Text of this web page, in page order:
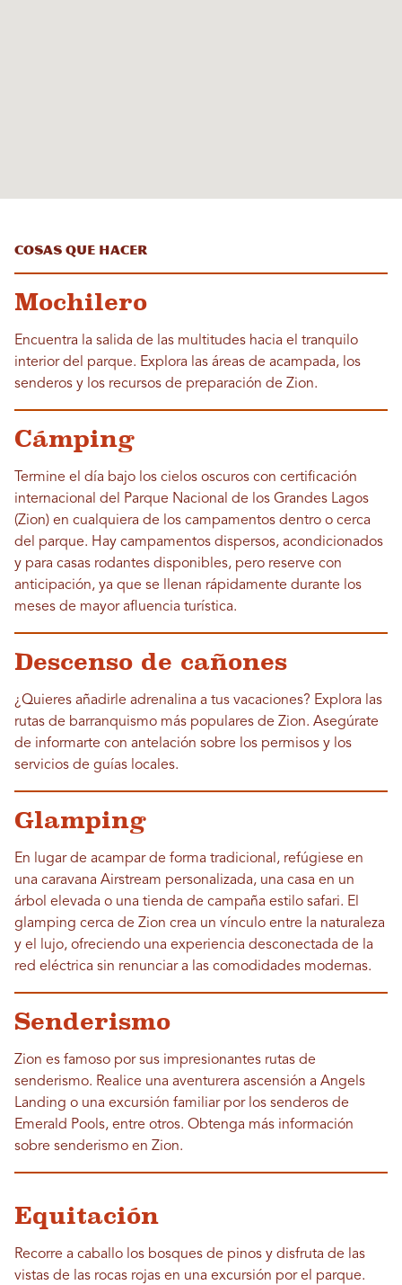
Cosas que hacer
Mochilero
Encuentra la salida de las multitudes hacia el tranquilo
interior del parque. Explora las áreas de acampada, los
senderos y los recursos de preparación de Zion.
Cámping
Termine el día bajo los cielos oscuros con certificación
internacional del Parque Nacional de los Grandes Lagos
(Zion) en cualquiera de los campamentos dentro o cerca
del parque. Hay campamentos dispersos, acondicionados
y para casas rodantes disponibles, pero reserve con
anticipación, ya que se llenan rápidamente durante los
meses de mayor afluencia turística.
Descenso de cañones
¿Quieres añadirle adrenalina a tus vacaciones? Explora las
rutas de barranquismo más populares de Zion. Asegúrate
de informarte con antelación sobre los permisos y los
servicios de guías locales.
Glamping
En lugar de acampar de forma tradicional, refúgiese en
una caravana Airstream personalizada, una casa en un
árbol elevada o una tienda de campaña estilo safari. El
glamping cerca de Zion crea un vínculo entre la naturaleza
y el lujo, ofreciendo una experiencia desconectada de la
red eléctrica sin renunciar a las comodidades modernas.
Senderismo
Zion es famoso por sus impresionantes rutas de
senderismo. Realice una aventurera ascensión a Angels
Landing o una excursión familiar por los senderos de
Emerald Pools, entre otros. Obtenga más información
sobre senderismo en Zion.
Equitación
Recorre a caballo los bosques de pinos y disfruta de las
vistas de las rocas rojas en una excursión por el parque.